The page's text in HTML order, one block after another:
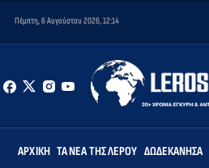
Πέμπτη, 6 Αυγούστου 2026, 12:14
ΑΡΧΙΚΉ ΤΑ ΝΈΑ ΤΗΣ ΛΈΡΟΥ ΔΩΔΕΚΆΝΗΣΑ